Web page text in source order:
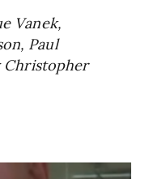
Vanek,
Paul
Christopher